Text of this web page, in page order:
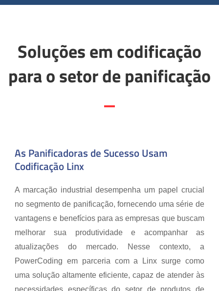
Soluções em codificação
para o setor de panificação
As Panificadoras de Sucesso Usam
Codificação Linx
A marcação industrial desempenha um papel crucial
no segmento de panificação, fornecendo uma série de
vantagens e benefícios para as empresas que buscam
melhorar sua produtividade e acompanhar as
atualizações do mercado. Nesse contexto, a
PowerCoding em parceria com a Linx surge como
uma solução altamente eficiente, capaz de atender às
necessidades específicas do setor de produtos de